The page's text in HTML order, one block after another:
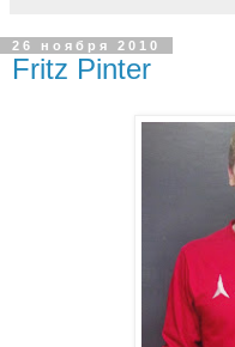
26 ноября 2010
Fritz Pinter